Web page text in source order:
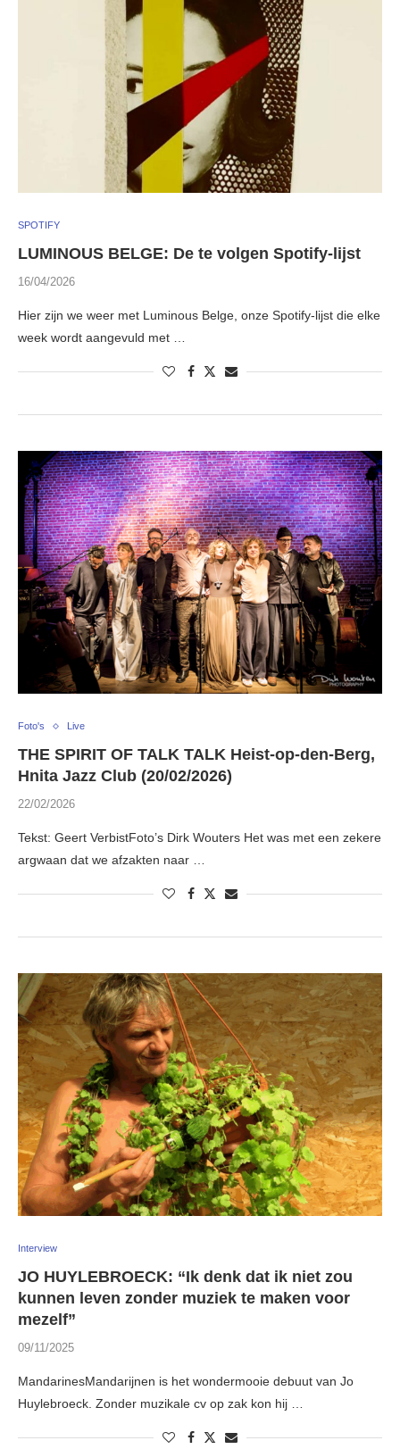
SPOTIFY
LUMINOUS BELGE: De te volgen Spotify-lijst
16/04/2026
Hier zijn we weer met Luminous Belge, onze Spotify-lijst die elke
week wordt aangevuld met …
Foto's Live
THE SPIRIT OF TALK TALK Heist-op-den-Berg,
Hnita Jazz Club (20/02/2026)
22/02/2026
Tekst: Geert VerbistFoto’s Dirk Wouters Het was met een zekere
argwaan dat we afzakten naar …
Interview
JO HUYLEBROECK: “Ik denk dat ik niet zou
kunnen leven zonder muziek te maken voor
mezelf”
09/11/2025
MandarinesMandarijnen is het wondermooie debuut van Jo
Huylebroeck. Zonder muzikale cv op zak kon hij …